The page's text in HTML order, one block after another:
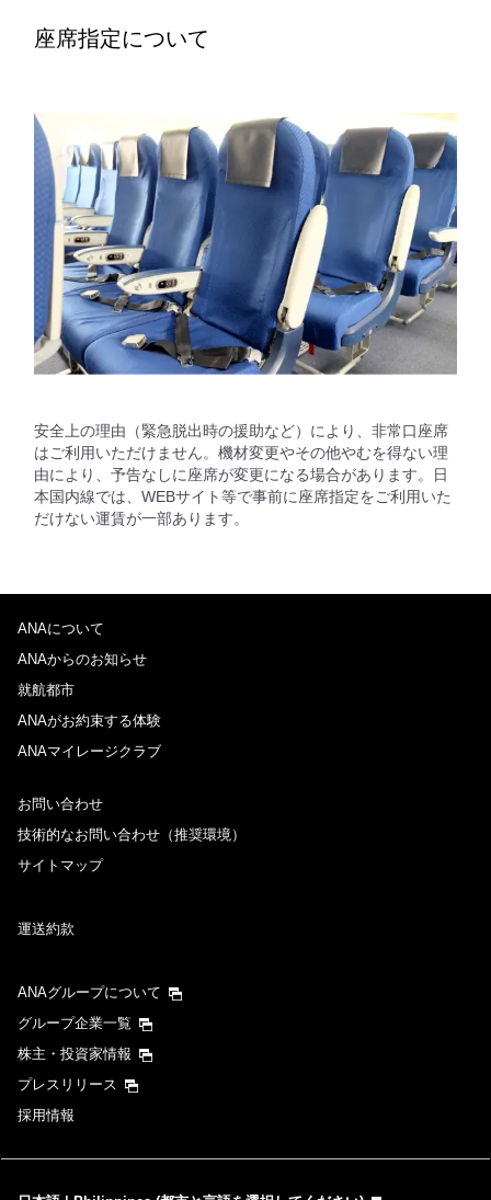
座席指定について
安全上の理由（緊急脱出時の援助など）により、非常口座席
はご利用いただけません。機材変更やその他やむを得ない理
由により、予告なしに座席が変更になる場合があります。日
本国内線では、WEBサイト等で事前に座席指定をご利用いた
だけない運賃が一部あります。
ANAについて
ANAからのお知らせ
就航都市
ANAがお約束する体験
ANAマイレージクラブ
お問い合わせ
技術的なお問い合わせ（推奨環境）
サイトマップ
運送約款
ANAグループについて
グループ企業一覧
株主・投資家情報
プレスリリース
採用情報